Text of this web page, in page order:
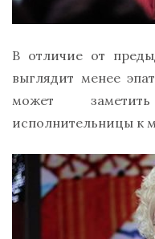
В отличие от
выглядит менее
может
исполнительницы к